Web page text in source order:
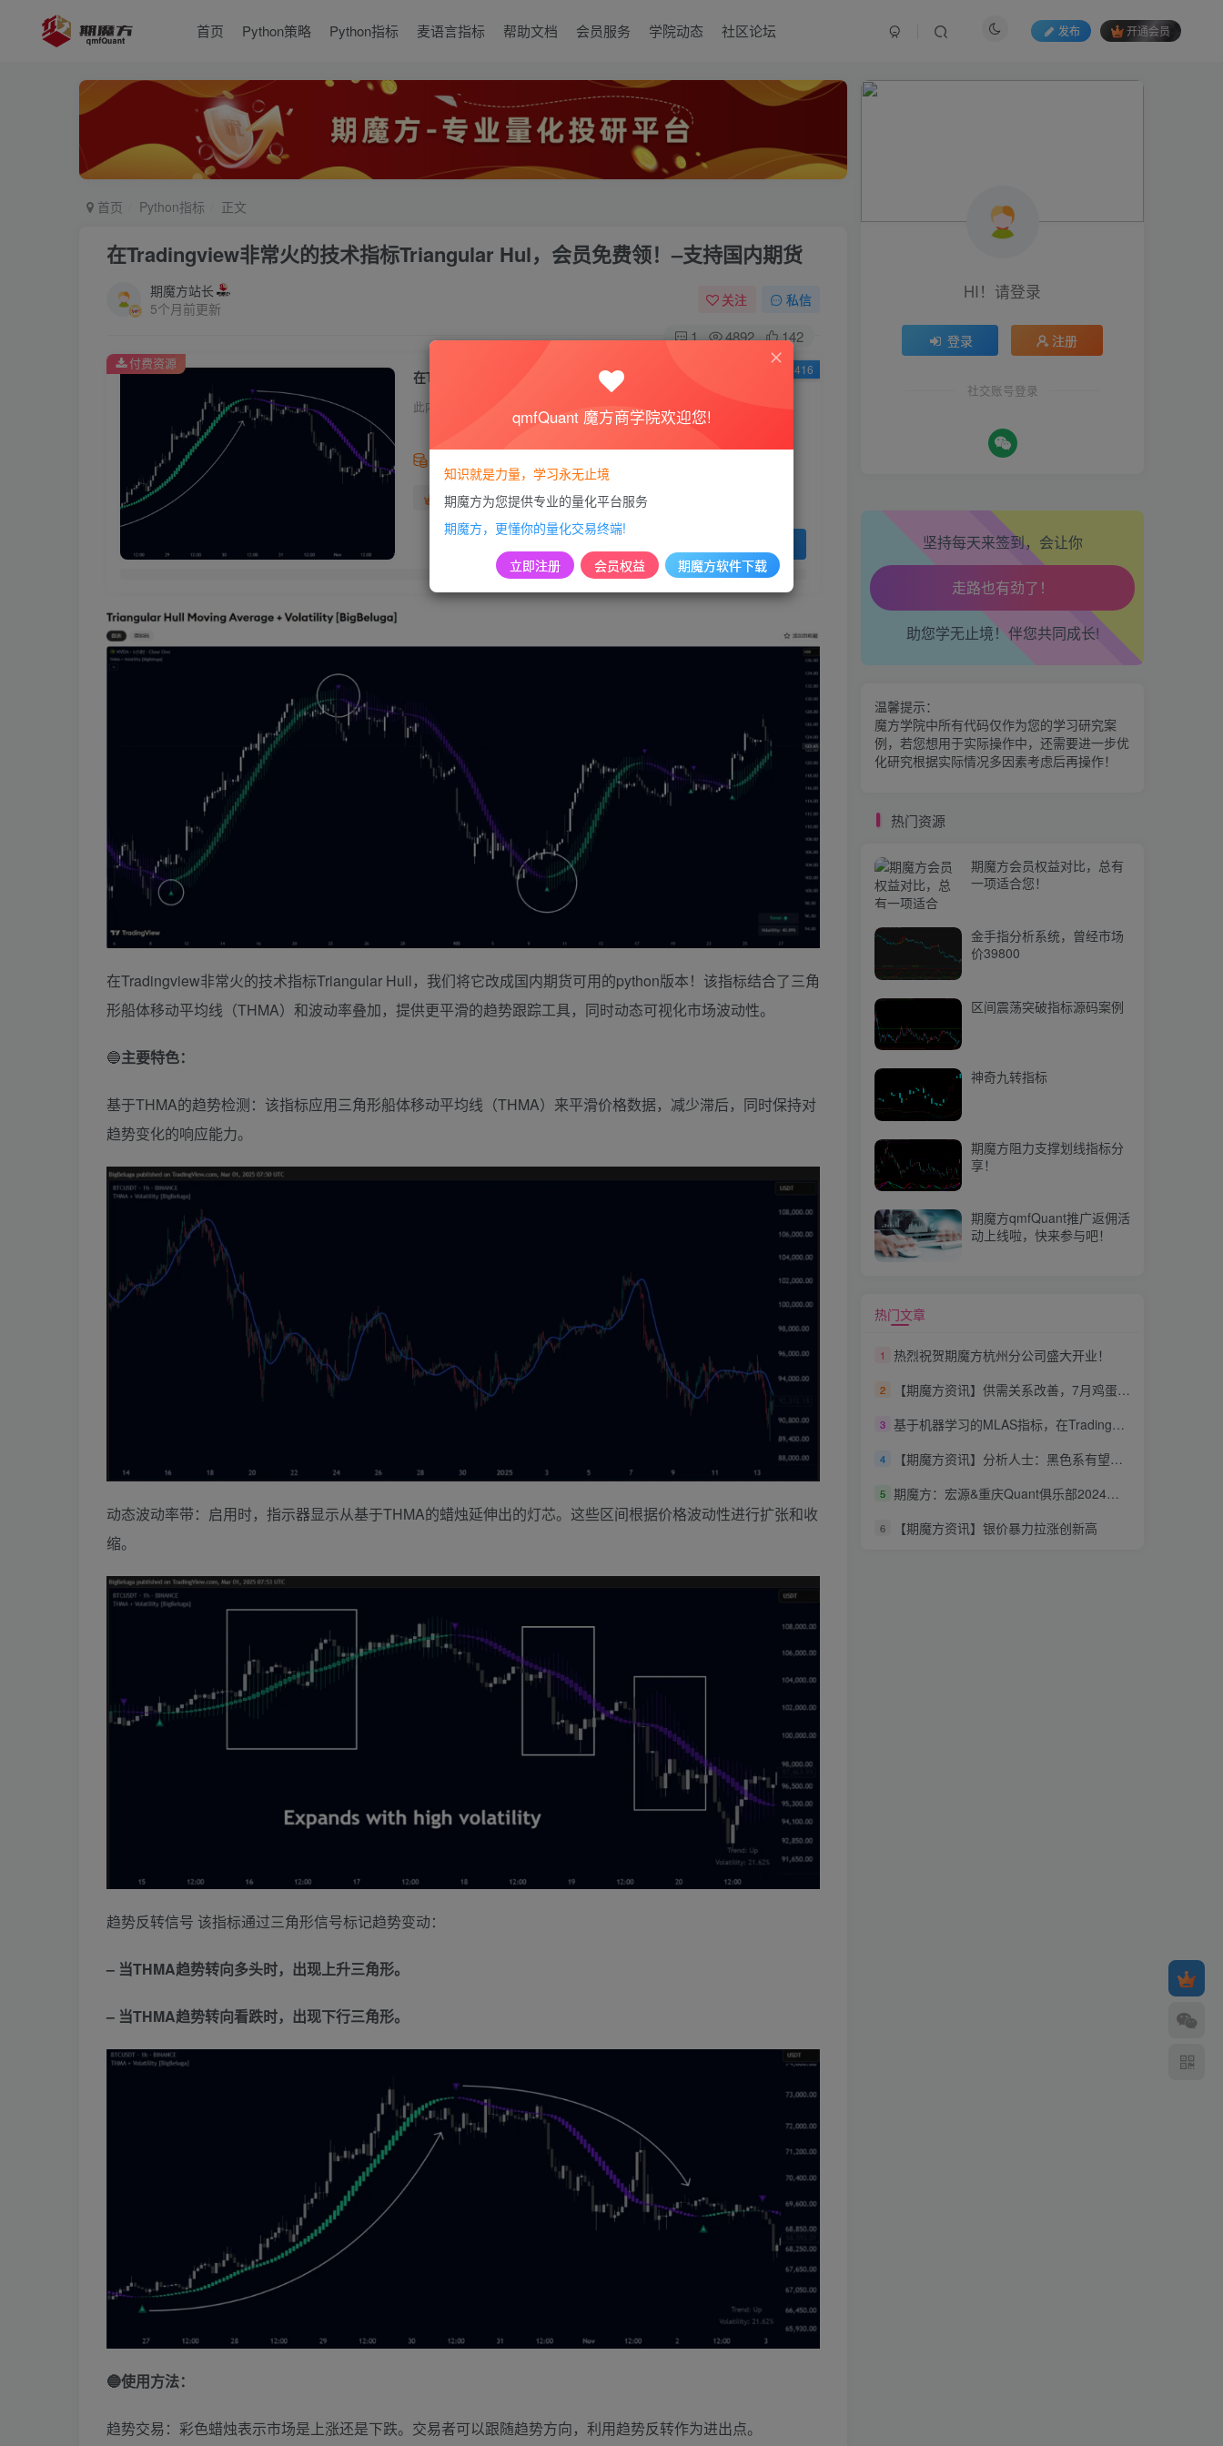
首页 Python策略 Python指标 麦语言指标 帮助文档 会员服务 学院动态 社区论坛 发布 开通会员
首页 Python指标 正文
在Tradingview非常火的技术指标Triangular Hul，会员免费领！–支持国内期货
期魔方站长
5个月前更新
关注 私信
1 4892 142
此内容为付费资源，请付费后查看
99
黄金会员免费 超级会员免费
付费资源 已售 4416
在Tradingview非常火的技术指标Triangular Hull，我们将它改成国内期货可用的python版本！该指标结合了三角
形船体移动平均线（THMA）和波动率叠加，提供更平滑的趋势跟踪工具，同时动态可视化市场波动性。
🔵主要特色：
基于THMA的趋势检测：该指标应用三角形船体移动平均线（THMA）来平滑价格数据，减少滞后，同时保持对
趋势变化的响应能力。
动态波动率带：启用时，指示器显示从基于THMA的蜡烛延伸出的灯芯。这些区间根据价格波动性进行扩张和收
缩。
趋势反转信号 该指标通过三角形信号标记趋势变动：
– 当THMA趋势转向多头时，出现上升三角形。
– 当THMA趋势转向看跌时，出现下行三角形。
🔵使用方法：
趋势交易：彩色蜡烛表示市场是上涨还是下跌。交易者可以跟随趋势方向，利用趋势反转作为进出点。
HI！请登录
登录 注册
社交账号登录
期魔方会员权益对比，总有
一项适合您！
金手指分析系统，曾经市场
价39800
神奇九转指标
热门文章
1 热烈祝贺期魔方杭州分公司盛大开业！
2 【期魔方资讯】供需关系改善，7月鸡蛋价格或迎季节性上涨
3 基于机器学习的MLAS指标，在TradingView超过18K star—源码下载
4 【期魔方资讯】分析人士：黑色系有望维持偏强走势
期魔方：宏源&重庆Quant俱乐部2024策略分享会第二期
6 【期魔方资讯】银价暴力拉涨创新高
HI！请登录
登录 注册
社交账号登录
坚持每天来签到，会让你
生活也美好了！
心情也舒畅了！
走路也有劲了！
腿也不痛了！
交易也轻松了！
助您学无止境！伴您共同成长!
温馨提示：
魔方学院中所有代码仅作为您的学习研究案
例，若您想用于实际操作中，还需要进一步优
化研究根据实际情况多因素考虑后再操作！
热门资源
期魔方会员权益对比，总有
一项适合您！
金手指分析系统，曾经市场
价39800
区间震荡突破指标源码案例
神奇九转指标
期魔方阻力支撑划线指标分
享！
期魔方qmfQuant推广返佣活
动上线啦，快来参与吧！
热门文章
1 热烈祝贺期魔方杭州分公司盛大开业！
2 【期魔方资讯】供需关系改善，7月鸡蛋价格或迎季节性上涨
3 基于机器学习的MLAS指标，在TradingView超过18K star—源码下载
4 【期魔方资讯】分析人士：黑色系有望维持偏强走势
5 期魔方：宏源&重庆Quant俱乐部2024策略分享会第二期
6 【期魔方资讯】银价暴力拉涨创新高
qmfQuant 魔方商学院欢迎您!
知识就是力量，学习永无止境
期魔方为您提供专业的量化平台服务
期魔方，更懂你的量化交易终端!
立即注册 会员权益 期魔方软件下载